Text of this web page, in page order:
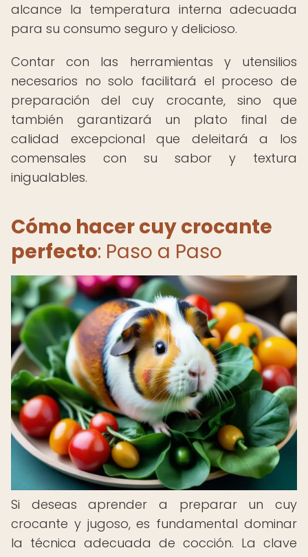
alcance la temperatura interna adecuada
para su consumo seguro y delicioso.
Contar con las herramientas y utensilios
necesarios no solo facilitará el proceso de
preparación del cuy crocante, sino que
también garantizará un plato final de
calidad excepcional que deleitará a los
comensales con su sabor y textura
inigualables.
Cómo hacer cuy crocante
perfecto: Paso a Paso
Si deseas aprender a preparar un cuy
crocante y jugoso, es fundamental dominar
la técnica adecuada de cocción. La clave